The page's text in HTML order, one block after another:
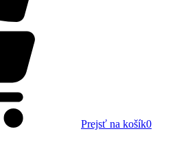
Prejsť na košík0